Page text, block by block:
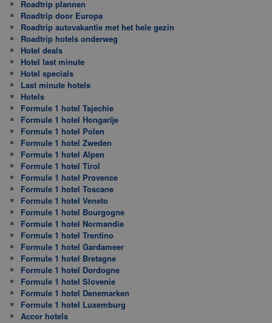
Roadtrip plannen
Roadtrip door Europa
Roadtrip autovakantie met het hele gezin
Roadtrip hotels onderweg
Hotel deals
Hotel last minute
Hotel specials
Last minute hotels
Hotels
Formule 1 hotel Tsjechie
Formule 1 hotel Hongarije
Formule 1 hotel Polen
Formule 1 hotel Zweden
Formule 1 hotel Alpen
Formule 1 hotel Tirol
Formule 1 hotel Provence
Formule 1 hotel Toscane
Formule 1 hotel Veneto
Formule 1 hotel Bourgogne
Formule 1 hotel Normandie
Formule 1 hotel Trentino
Formule 1 hotel Gardameer
Formule 1 hotel Bretagne
Formule 1 hotel Dordogne
Formule 1 hotel Slovenie
Formule 1 hotel Denemarken
Formule 1 hotel Luxemburg
Accor hotels